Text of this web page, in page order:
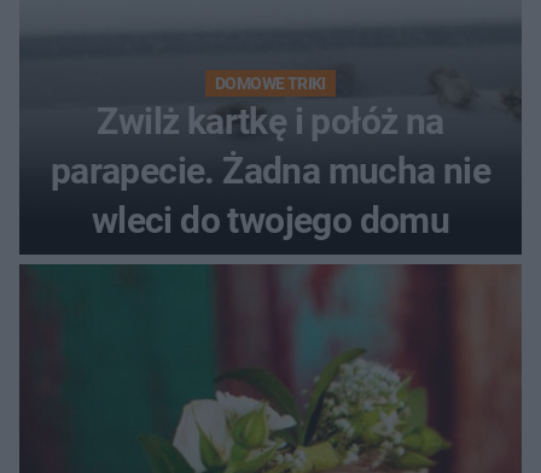
DOMOWE TRIKI
Zwilż kartkę i połóż na
parapecie. Żadna mucha nie
wleci do twojego domu